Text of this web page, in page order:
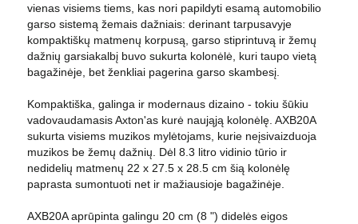
vienas visiems tiems, kas nori papildyti esamą automobilio
garso sistemą žemais dažniais: derinant tarpusavyje
kompaktiškų matmenų korpusą, garso stiprintuvą ir žemų
dažnių garsiakalbį buvo sukurta kolonėlė, kuri taupo vietą
bagažinėje, bet ženkliai pagerina garso skambesį.
Kompaktiška, galinga ir modernaus dizaino - tokiu šūkiu
vadovaudamasis Axton'as kurė naująją kolonėlę. AXB20A
sukurta visiems muzikos mylėtojams, kurie neįsivaizduoja
muzikos be žemų dažnių. Dėl 8.3 litro vidinio tūrio ir
nedidelių matmenų 22 x 27.5 x 28.5 cm šią kolonėlę
paprasta sumontuoti net ir mažiausioje bagažinėje.
AXB20A aprūpinta galingu 20 cm (8 ") didelės eigos